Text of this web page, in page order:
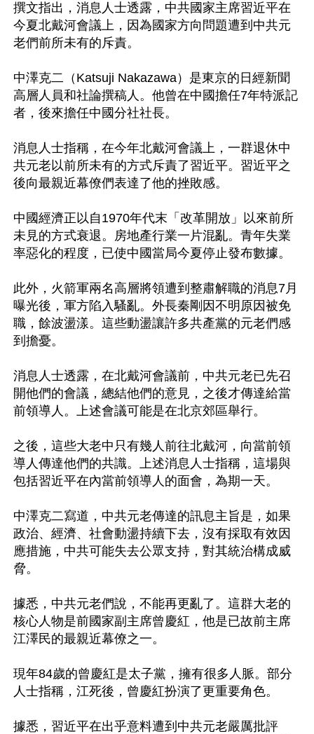
撰文指出，消息人士透露，中共國家主席習近平在
今夏北戴河會議上，因為國家方向問題遭到中共元
老們前所未有的斥責。
中澤克二（Katsuji Nakazawa）是東京的日經新聞
高層人員和社論撰稿人。他曾在中國擔任7年特派記
者，後來擔任中國分社社長。
消息人士指稱，在今年北戴河會議上，一群退休中
共元老以前所未有的方式斥責了習近平。習近平之
後向最親近幕僚們表達了他的挫敗感。
中國經濟正以自1970年代末「改革開放」以來前所
未見的方式衰退。房地產行業一片混亂。青年失業
率惡化的程度，已使中國當局今夏停止發布數據。
此外，火箭軍兩名高層將領遭到整肅解職的消息7月
曝光後，軍方陷入騷亂。外長秦剛因不明原因被免
職，餘波盪漾。這些動盪讓許多共產黨的元老們感
到擔憂。
消息人士透露，在北戴河會議前，中共元老已先召
開他們的會議，總結他們的意見，之後才傳達給當
前領導人。上述會議可能是在北京郊區舉行。
之後，這些大老中只有幾人前往北戴河，向當前領
導人傳達他們的共識。上述消息人士指稱，這場與
包括習近平在內當前領導人的面會，為期一天。
中澤克二寫道，中共元老傳達的訊息主旨是，如果
政治、經濟、社會動盪持續下去，沒有採取有效因
應措施，中共可能失去公眾支持，對其統治構成威
脅。
據悉，中共元老們說，不能再更亂了。這群大老的
核心人物是前國家副主席曾慶紅，他是已故前主席
江澤民的最親近幕僚之一。
現年84歲的曾慶紅是太子黨，擁有很多人脈。部分
人士指稱，江死後，曾慶紅扮演了更重要角色。
據悉，習近平在出乎意料遭到中共元老嚴厲批評